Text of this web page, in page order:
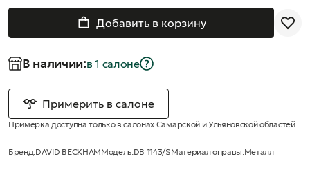
Добавить в корзину
В наличии:в 1 салонe
Примерить в салоне
Примерка доступна только в салонах Самарской и Ульяновской областей
Бренд:DAVID BECKHAMМодель:DB 1143/SМатериал оправы:Металл